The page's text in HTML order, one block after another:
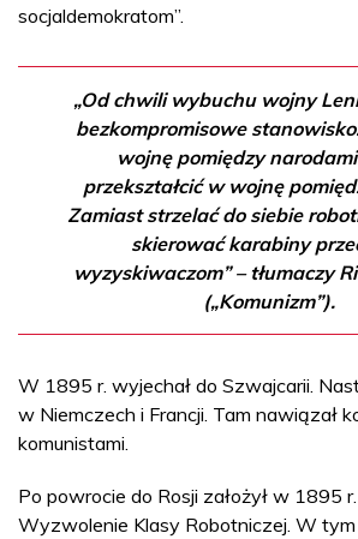
socjaldemokratom”.
„Od chwili wybuchu wojny
bezkompromisowe
wojnę pomiędzy
przekształcić w wojnę
Zamiast strzelać do siebie
skierować karabiny
wyzyskiwaczom” – tłumaczy
(„Komunizm”).
W 1895 r. wyjechał do Szwajcarii.
w Niemczech i Francji. Tam nawiązał
komunistami.
Po powrocie do Rosji założył w 1895
Wyzwolenie Klasy Robotniczej. W tym